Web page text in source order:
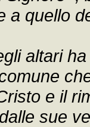
a quello
altari ha
e il
sue